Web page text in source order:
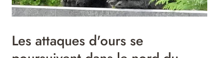
Les attaques d'ours se